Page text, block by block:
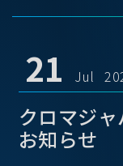
21 Jul
クロマジ
お知らせ